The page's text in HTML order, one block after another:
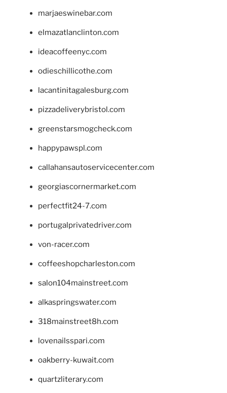
marjaeswinebar.com
elmazatlanclinton.com
ideacoffeenyc.com
odieschillicothe.com
lacantinitagalesburg.com
pizzadeliverybristol.com
greenstarsmogcheck.com
happypawspl.com
callahansautoservicecenter.com
georgiascornermarket.com
perfectfit24-7.com
portugalprivatedriver.com
von-racer.com
coffeeshopcharleston.com
salon104mainstreet.com
alkaspringswater.com
318mainstreet8h.com
lovenailsspari.com
oakberry-kuwait.com
quartzliterary.com